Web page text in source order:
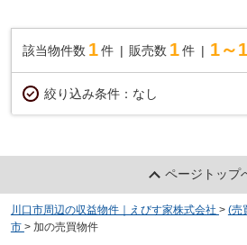
該当物件数 1件 販売数 1 件 1～1
絞り込み条件： なし
ページトップ
川口市周辺の収益物件｜えびす家株式会社 > (売
市 > 加の売買物件